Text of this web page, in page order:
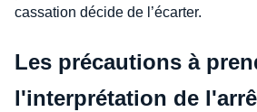
cassation décide de l’écarter.
Les précautions à
l'interprétation de